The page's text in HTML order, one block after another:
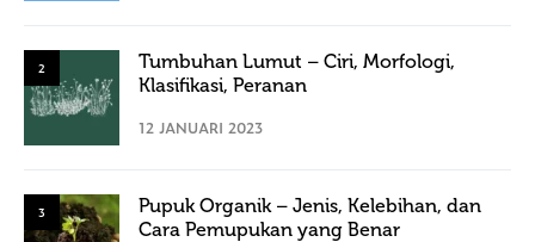
2
Tumbuhan Lumut – Ciri, Morfologi,
Klasifikasi, Peranan
12 JANUARI 2023
3
Pupuk Organik – Jenis, Kelebihan, dan
Cara Pemupukan yang Benar